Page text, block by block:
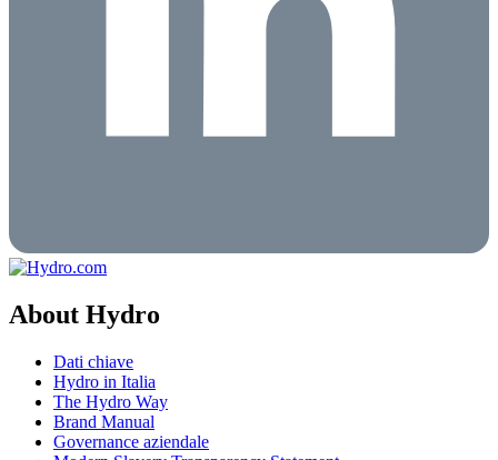
About Hydro
Dati chiave
Hydro in Italia
The Hydro Way
Brand Manual
Governance aziendale